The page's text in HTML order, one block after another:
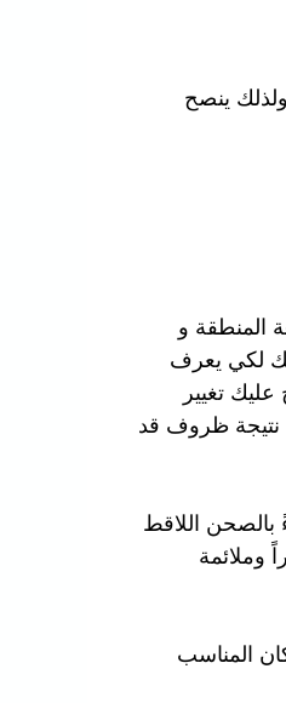
ينصح
المنطقة و
لكي يعرف
تغيير
نتيجة ظروف قد
بالصحن اللاقط
وملائمة
المناسب